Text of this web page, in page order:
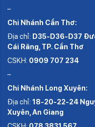
–
Chi Nhánh Cần Thơ:
Địa chỉ: D35-D36-D37
Cái Răng, TP. Cần Thơ
CSKH: 0909 707 234
–
Chi Nhánh Long Xuyên:
Địa chỉ: 18-20-22-24
Xuyên, An Giang